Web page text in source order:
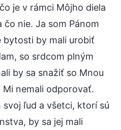
je v rámci Môjho diela
čo nie. Ja som Pánom
bytosti by mali urobiť
so srdcom plným
by sa snažiť so Mnou
nemali odporovať.
ľud a všetci, ktorí sú
by sa jej mali